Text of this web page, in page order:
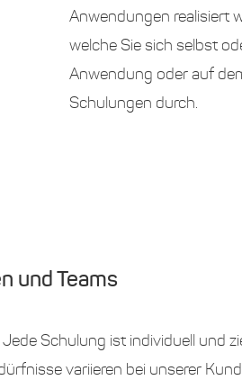
Anwendungen realisiert
welche Sie sich selbst
Anwendung oder auf
Schulungen durch.
und Teams
Schulung ist individuell und
variieren bei unserer